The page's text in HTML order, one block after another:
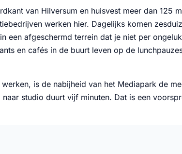
van Hilversum en huisvest meer dan 125
werken hier. Dagelijks komen
een afgeschermd terrein dat je niet per
en cafés in de buurt leven op de
is de nabijheid van het Mediapark de
studio duurt vijf minuten. Dat is een